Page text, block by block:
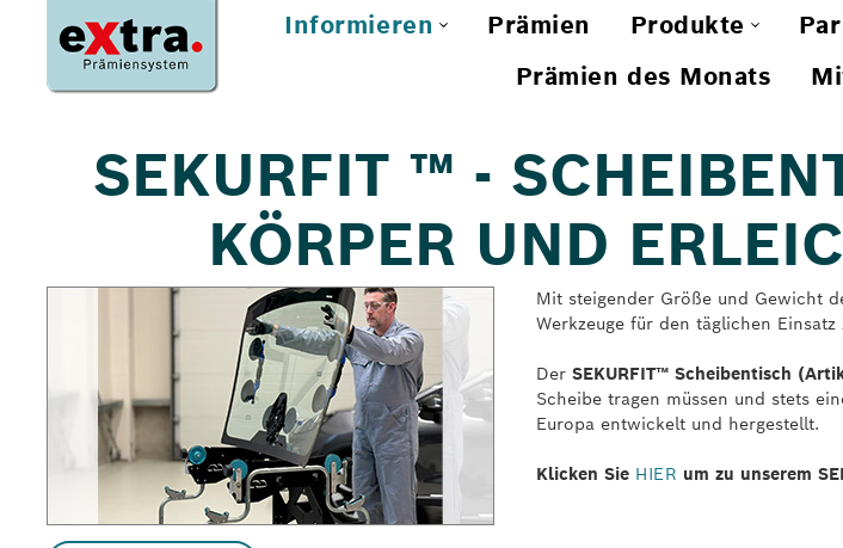
Informieren Prämien Produkte
Prämien des Monats
SEKURFIT ™ -
KÖRPER UND
Mit steigender Größe und Gewicht
Werkzeuge für den täglichen Einsatz
DerSEKURFIT™ Scheibentisch
Scheibe tragen müssen und stets
Europa entwickelt und hergestellt.
Klicken Sie HIER um zu unserem